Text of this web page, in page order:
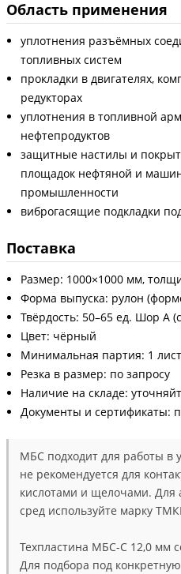
Область применения
уплотнения разъёмных
топливных систем
прокладки в двигателях,
редукторах
уплотнения в топливной
нефтепродуктов
защитные настилы и
площадок нефтяной и
промышленности
виброгасящие подкладки
Поставка
Размер: 1000×1000 мм,
Форма выпуска: рулон
Твёрдость: 50–65 ед. Шор А
Цвет: чёрный
Минимальная партия: 1 лист
Резка в размер: по запросу
Наличие на складе:
Документы и сертификаты:
МБС подходит для работы в
не рекомендуется для
кислотами и щелочами. Для
сред используйте марку
Техпластина МБС-С 12,0 мм
Для подбора под